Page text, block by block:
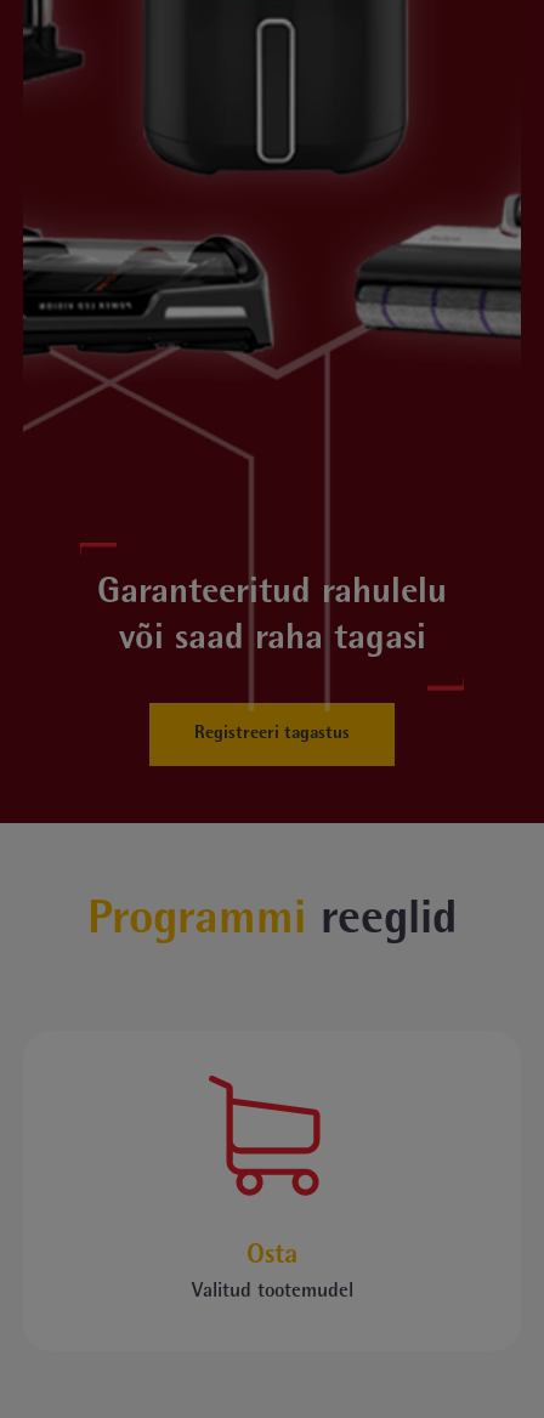
Garanteeritud rahulelu
või saad raha tagasi
Registreeri tagastus
Programmi reeglid
Osta
Valitud tootemudel